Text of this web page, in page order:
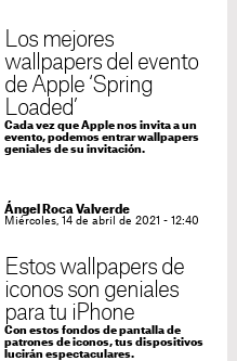
Los mejores
wallpapers del evento
de Apple ‘Spring
Loaded’
Cada vez que Apple nos invita a un
evento, podemos entrar wallpapers
geniales de su invitación.
Ángel Roca Valverde
Miércoles, 14 de abril de 2021 - 12:40
Estos wallpapers de
iconos son geniales
para tu iPhone
Con estos fondos de pantalla de
patrones de iconos, tus dispositivos
lucirán espectaculares.